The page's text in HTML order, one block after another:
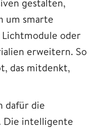
gestalten,
um smarte
oder
erweitern. So
das mitdenkt,
dafür die
Die intelligente